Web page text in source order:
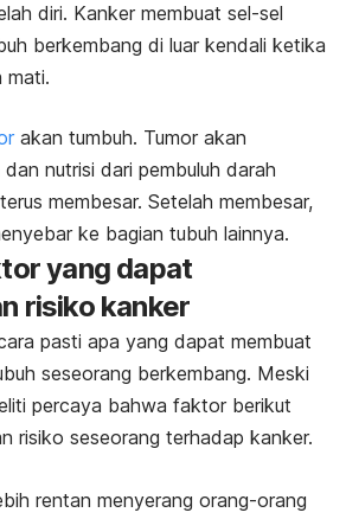
diri. Kanker membuat sel-sel
berkembang di luar kendali ketika
mati.
akan tumbuh. Tumor akan
nutrisi dari pembuluh darah
membesar. Setelah membesar,
ke bagian tubuh lainnya.
yang dapat
risiko kanker
pasti apa yang dapat membuat
seseorang berkembang. Meski
percaya bahwa faktor berikut
risiko seseorang terhadap kanker.
rentan menyerang orang-orang